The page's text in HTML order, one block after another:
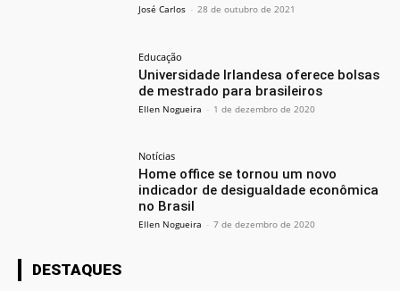
José Carlos - 28 de outubro de 2021
Educação
Universidade Irlandesa oferece bolsas
de mestrado para brasileiros
Ellen Nogueira - 1 de dezembro de 2020
Notícias
Home office se tornou um novo
indicador de desigualdade econômica
no Brasil
Ellen Nogueira - 7 de dezembro de 2020
DESTAQUES